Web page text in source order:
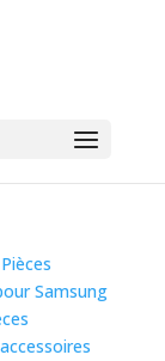
Pièces
Samsung